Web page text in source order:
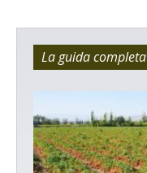
La guida completa